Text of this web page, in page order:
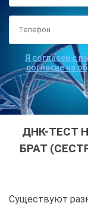
Я согласен с
согласие на
ДНК-ТЕСТ
БРАТ
Существуют